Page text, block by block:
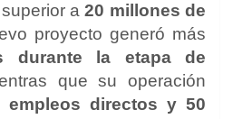
a20 millones de
proyecto generó más
durante la etapa de
que su operación
empleos directos y 50